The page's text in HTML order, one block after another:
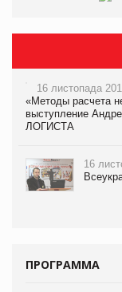
16 листопада
«Методы расчета
выступление
ЛОГИСТА
16
ПРОГРАММА